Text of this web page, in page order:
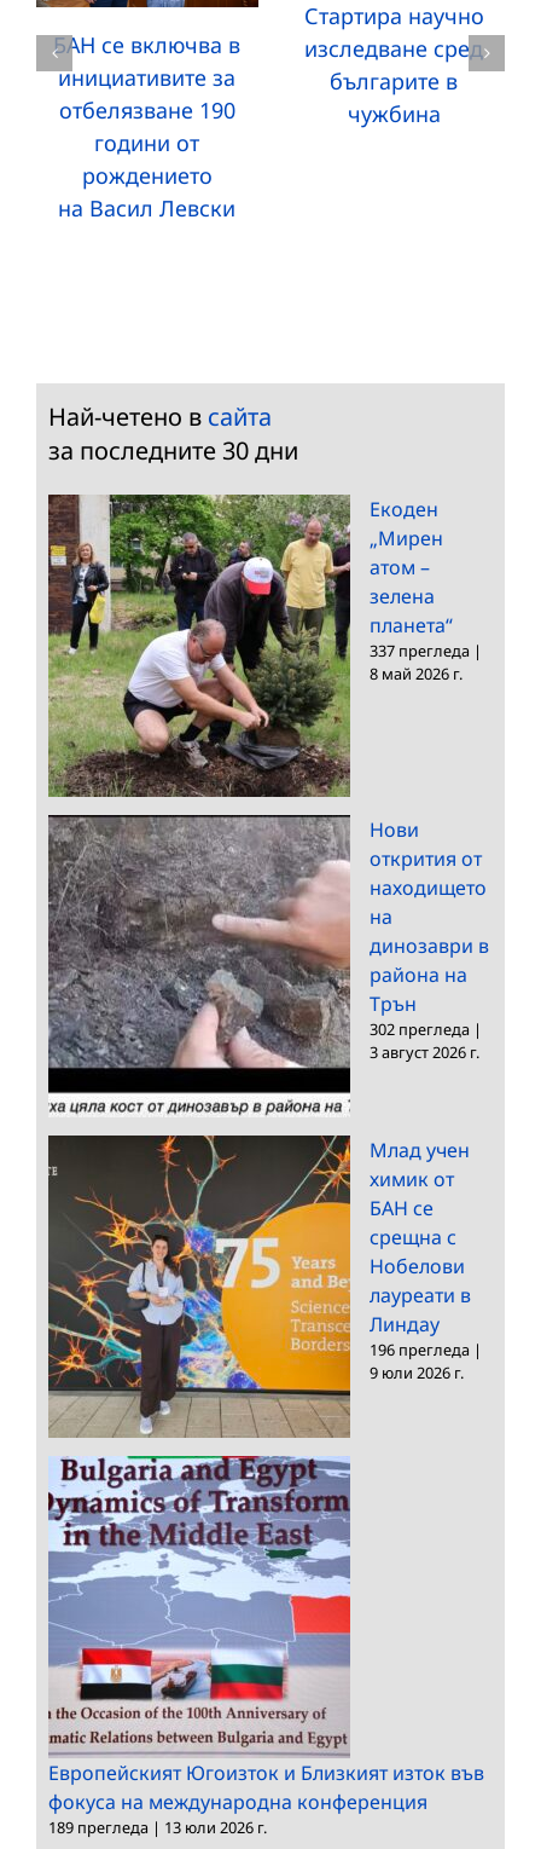
БАН се включва в
инициативите за
отбелязване 190
години от
рождението
на Васил Левски
Стартира научно
изследване сред
българите в
чужбина
Най-четено в сайта
за последните 30 дни
Екоден
„Мирен
атом –
зелена
планета“
337 прегледа |
8 май 2026 г.
Нови
открития от
находището
на
динозаври в
района на
Трън
302 прегледа |
3 август 2026 г.
Млад учен
химик от
БАН се
срещна с
Нобелови
лауреати в
Линдау
196 прегледа |
9 юли 2026 г.
Европейският Югоизток и Близкият изток във
фокуса на международна конференция
189 прегледа | 13 юли 2026 г.